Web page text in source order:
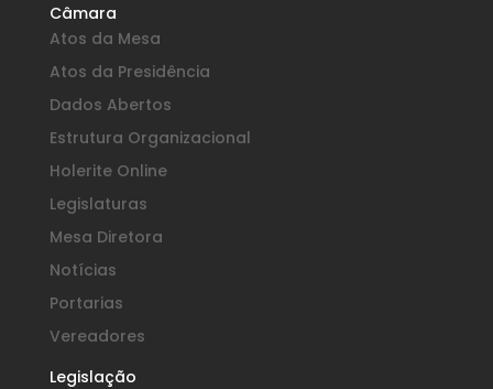
Câmara
Atos da Mesa
Atos da Presidência
Dados Abertos
Estrutura Organizacional
Holerite Online
Legislaturas
Mesa Diretora
Notícias
Portarias
Vereadores
Legislação